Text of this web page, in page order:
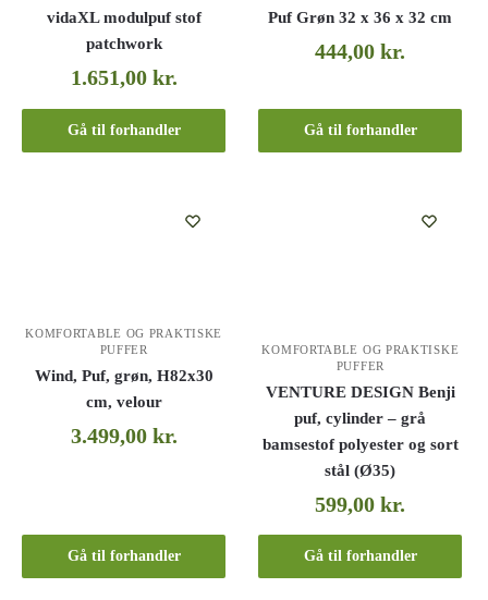
vidaXL modulpuf stof
patchwork
1.651,00 kr.
Gå til forhandler
Puf Grøn 32 x 36 x 32 cm
444,00kr.
Gå til forhandler
KOMFORTABLE OG PRAKTISKE
PUFFER
Wind, Puf, grøn, H82x30
cm, velour
3.499,00 kr.
Gå til forhandler
KOMFORTABLE OG PRAKTISKE
PUFFER
VENTURE DESIGN Benji
puf, cylinder – grå
bamsestof polyester og sort
stål (Ø35)
599,00kr.
Gå til forhandler